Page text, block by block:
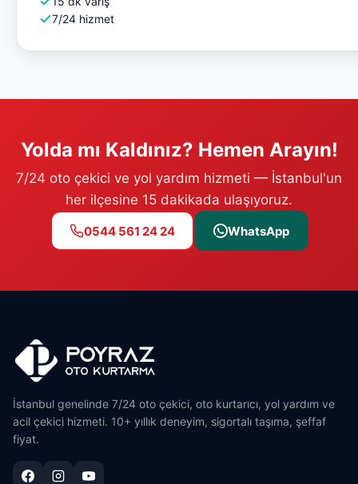
7/24 hizmet
Yolda mı Kaldınız? Hemen Arayın!
7/24 oto çekici ve yol yardım hizmeti — İstanbul'un
her ilçesine 15 dakikada ulaşıyoruz.
0544 561 24 24 WhatsApp
İstanbul genelinde 7/24 oto çekici, oto kurtarıcı, yol yardım ve
acil çekici hizmeti. 10+ yıllık deneyim, sigortalı taşıma, şeffaf
fiyat.